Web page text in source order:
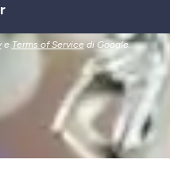
e Terms of Servicedi Google.